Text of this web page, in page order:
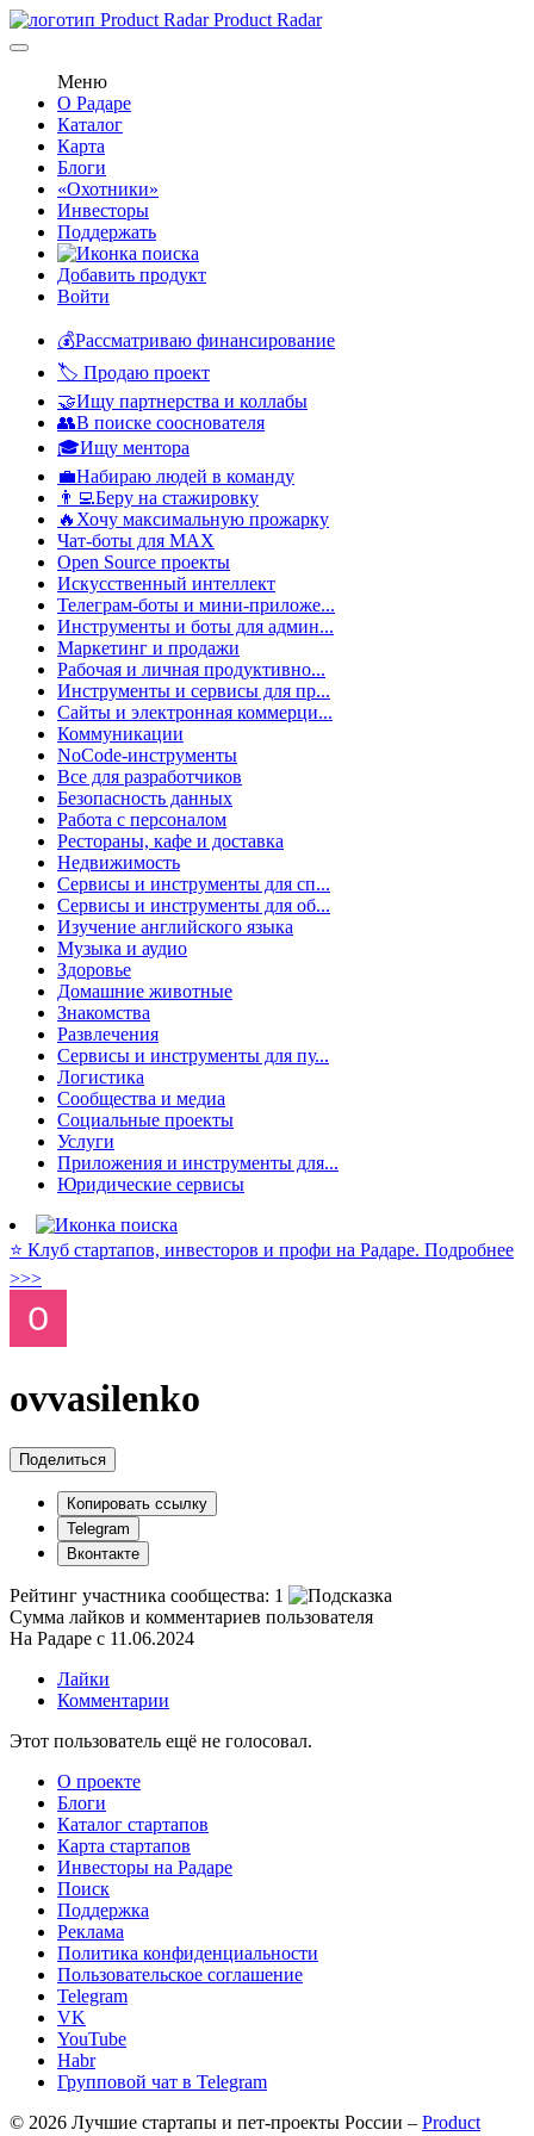
Product Radar
Меню
О Радаре
Каталог
Карта
Блоги
«Охотники»
Инвесторы
Поддержать
Добавить продукт
Войти
💰Рассматриваю финансирование
🏷️ Продаю проект
🤝Ищу партнерства и коллабы
👥В поиске сооснователя
🎓Ищу ментора
💼Набираю людей в команду
👨‍💻Беру на стажировку
🔥Хочу максимальную прожарку
Чат-боты для MAX
Open Source проекты
Искусственный интеллект
Телеграм-боты и мини-приложе...
Инструменты и боты для админ...
Маркетинг и продажи
Рабочая и личная продуктивно...
Инструменты и сервисы для пр...
Сайты и электронная коммерци...
Коммуникации
NoCode-инструменты
Все для разработчиков
Безопасность данных
Работа с персоналом
Рестораны, кафе и доставка
Недвижимость
Сервисы и инструменты для сп...
Сервисы и инструменты для об...
Изучение английского языка
Музыка и аудио
Здоровье
Домашние животные
Знакомства
Развлечения
Сервисы и инструменты для пу...
Логистика
Сообщества и медиа
Социальные проекты
Услуги
Приложения и инструменты для...
Юридические сервисы
⭐️ Клуб стартапов, инвесторов и профи на Радаре. Подробнее
>>>
ovvasilenko
Поделиться
Копировать ссылку
Telegram
Вконтакте
Рейтинг участника сообщества: 1
Сумма лайков и комментариев пользователя
На Радаре с 11.06.2024
Лайки
Комментарии
Этот пользователь ещё не голосовал.
О проекте
Блоги
Каталог стартапов
Карта стартапов
Инвесторы на Радаре
Поиск
Поддержка
Реклама
Политика конфиденциальности
Пользовательское соглашение
Telegram
VK
YouTube
Habr
Групповой чат в Telegram
© 2026 Лучшие стартапы и пет-проекты России – Product